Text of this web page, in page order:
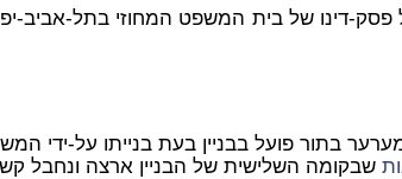
פסק-דינו של בית המשפט המחוזי בתל-אביב-
שבקומה השלישית של הבניין ארצה ונחבל